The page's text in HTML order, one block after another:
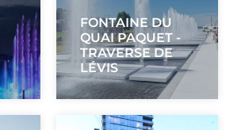
FONTAINE DU
QUAI PAQUET -
TRAVERSE DE
LÉVIS